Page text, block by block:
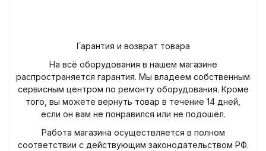
Гарантия и возврат товара
На всё оборудования в нашем магазине
распространяется гарантия. Мы владеем собственным
сервисным центром по ремонту оборудования. Кроме
того, вы можете вернуть товар в течение 14 дней,
если он вам не понравился или не подошёл.
Работа магазина осуществляется в полном
соответствии с действующим законодательством РФ.